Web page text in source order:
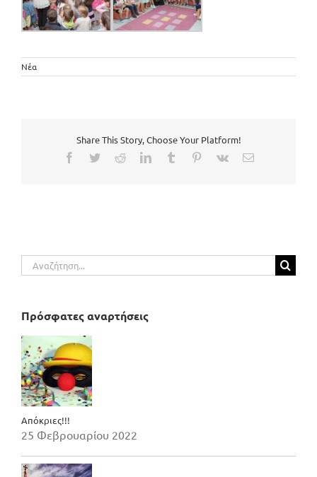
Νέα
Share This Story, Choose Your Platform!
Facebook
TwitterRedditLinkedInTumblr Pinterest
Vk Email
Αναζήτηση
για:
Πρόσφατες αναρτήσεις
Απόκριες!!!
25 Φεβρουαρίου 2022